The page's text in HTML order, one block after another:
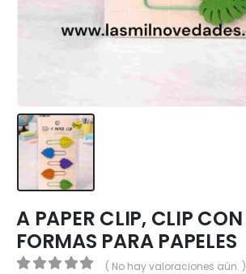
A PAPER CLIP, CLIP CON
FORMAS PARA PAPELES
( No hay valoraciones aún. )